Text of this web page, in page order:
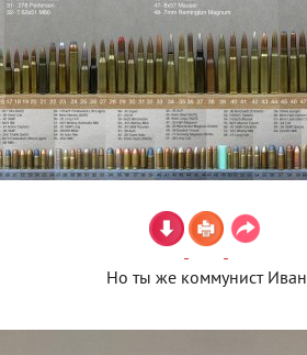
Но ты же коммунист Иван